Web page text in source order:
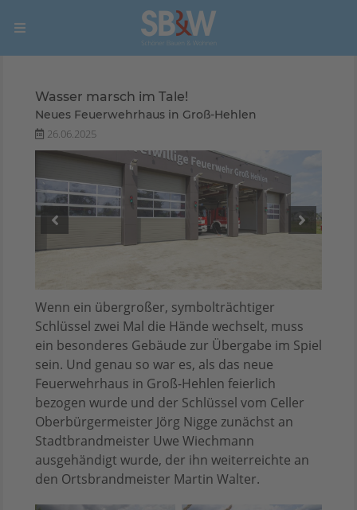
Wasser marsch im Tale!
Neues Feuerwehrhaus in Groß-Hehlen
26.06.2025
Wenn ein übergroßer, symbolträchtiger
Schlüssel zwei Mal die Hände wechselt, muss
ein besonderes Gebäude zur Übergabe im Spiel
sein. Und genau so war es, als das neue
Feuerwehrhaus in Groß-Hehlen feierlich
bezogen wurde und der Schlüssel vom Celler
Oberbürgermeister Jörg Nigge zunächst an
Stadtbrandmeister Uwe Wiechmann
ausgehändigt wurde, der ihn weiterreichte an
den Ortsbrandmeister Martin Walter.